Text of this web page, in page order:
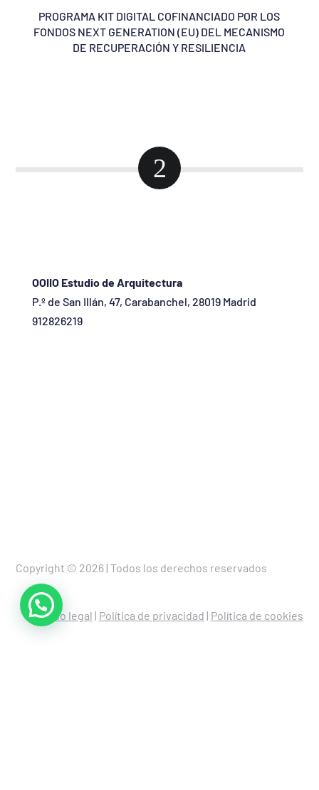
PROGRAMA KIT DIGITAL COFINANCIADO POR LOS
FONDOS NEXT GENERATION (EU) DEL MECANISMO
DE RECUPERACIÓN Y RESILIENCIA
2
OOIIO Estudio de Arquitectura
P.º de San Illán, 47, Carabanchel, 28019 Madrid
912826219
Copyright © 2026 | Todos los derechos reservados
Aviso legal | Política de privacidad | Política de cookies